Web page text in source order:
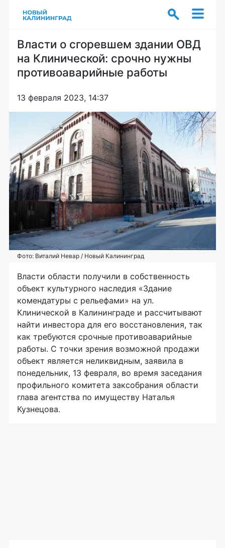
Власти о сгоревшем здании ОВД
на Клинической: срочно нужны
противоаварийные работы
13 февраля 2023, 14:37
Фото: Виталий Невар / Новый Калининград
Власти области получили в собственность
объект культурного наследия «Здание
комендатуры с рельефами» на ул.
Клинической в Калининграде и рассчитывают
найти инвестора для его восстановления, так
как требуются срочные противоаварийные
работы. С точки зрения возможной продажи
объект является неликвидным, заявила в
понедельник, 13 февраля, во время заседания
профильного комитета заксобрания области
глава агентства по имуществу Наталья
Кузнецова.